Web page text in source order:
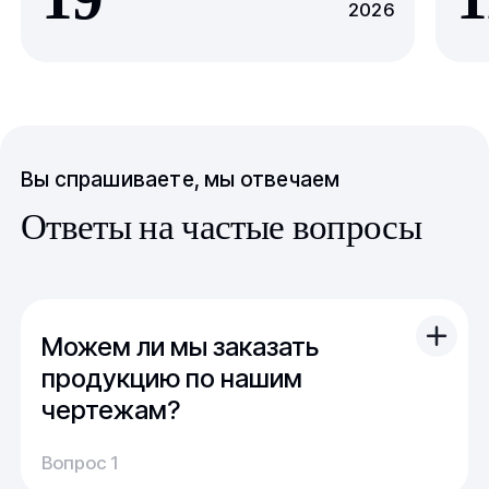
2026
Вы спрашиваете, мы отвечаем
Ответы на частые вопросы
Можем ли мы заказать
продукцию по нашим
чертежам?
Вы можете отправить свой чертеж/проект
(в т.ч. примерный) с техническим заданием.
Вопрос 1